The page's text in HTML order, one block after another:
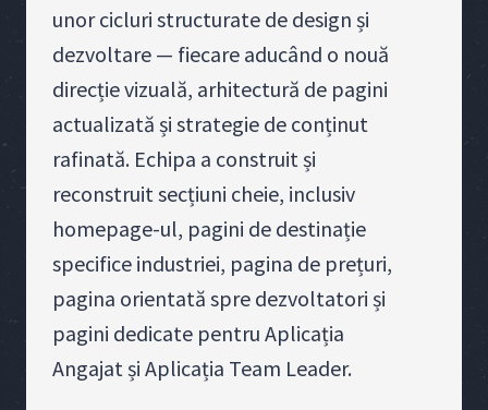
unor cicluri structurate de design și
dezvoltare — fiecare aducând o nouă
direcție vizuală, arhitectură de pagini
actualizată și strategie de conținut
rafinată. Echipa a construit și
reconstruit secțiuni cheie, inclusiv
homepage-ul, pagini de destinație
specifice industriei, pagina de prețuri,
pagina orientată spre dezvoltatori și
pagini dedicate pentru Aplicația
Angajat și Aplicația Team Leader.